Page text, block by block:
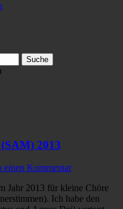
2013
einen Kommentar
Jahr 2013 für kleine Chöre
Ich habe den